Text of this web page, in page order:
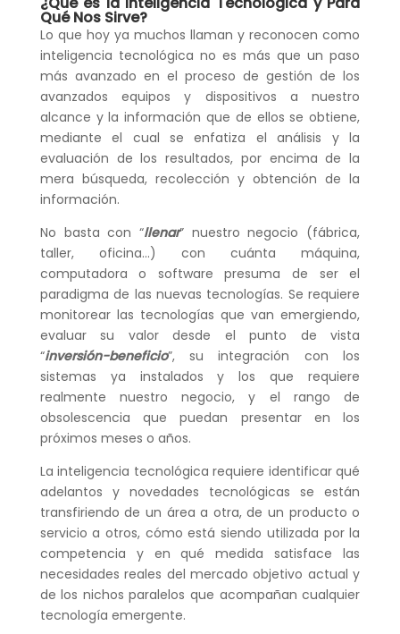
Qué Nos Sirve?
Lo que hoy ya muchos llaman y reconocen como
inteligencia tecnológica no es más que un paso
más avanzado en el proceso de gestión de los
avanzados equipos y dispositivos a nuestro
alcance y la información que de ellos se obtiene,
mediante el cual se enfatiza el análisis y la
evaluación de los resultados, por encima de la
mera búsqueda, recolección y obtención de la
información.
No basta con “llenar” nuestro negocio (fábrica,
taller, oficina…) con cuánta máquina,
computadora o software presuma de ser el
paradigma de las nuevas tecnologías. Se requiere
monitorear las tecnologías que van emergiendo,
evaluar su valor desde el punto de vista
“inversión-beneficio”, su integración con los
sistemas ya instalados y los que requiere
realmente nuestro negocio, y el rango de
obsolescencia que puedan presentar en los
próximos meses o años.
La inteligencia tecnológica requiere identificar qué
adelantos y novedades tecnológicas se están
transfiriendo de un área a otra, de un producto o
servicio a otros, cómo está siendo utilizada por la
competencia y en qué medida satisface las
necesidades reales del mercado objetivo actual y
de los nichos paralelos que acompañan cualquier
tecnología emergente.